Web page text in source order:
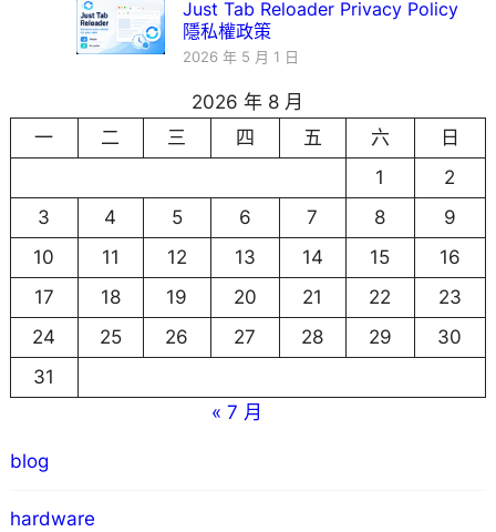
Just Tab Reloader Privacy Policy
隱私權政策
2026 年 5 月 1 日
2026 年 8 月
一
二 三 四 五 六
日
1
2
3
4 5 6 7 8
9
10
11 12 13 14 15
16
17
18 19 20 21 22
23
24
25 26 27 28 29
30
31
« 7 月
blog
hardware